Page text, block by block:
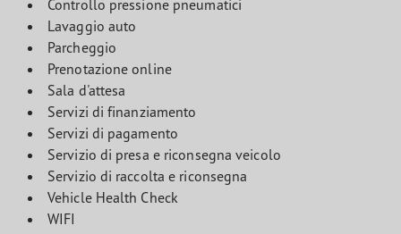
Controllo pressione pneumatici
Lavaggio auto
Parcheggio
Prenotazione online
Sala d'attesa
Servizi di finanziamento
Servizi di pagamento
Servizio di presa e riconsegna veicolo
Servizio di raccolta e riconsegna
Vehicle Health Check
WIFI